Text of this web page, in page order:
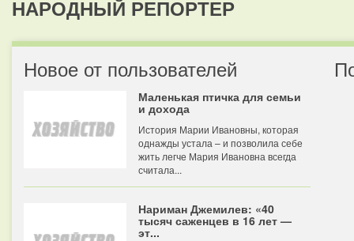
НАРОДНЫЙ РЕПОРТЕР
Новое от пользователей
Маленькая птичка для семьи
и дохода
История Марии Ивановны, которая
однажды устала – и позволила себе
жить легче Мария Ивановна всегда
считала...
Нариман Джемилев: «40
тысяч саженцев в 16 лет —
эт...